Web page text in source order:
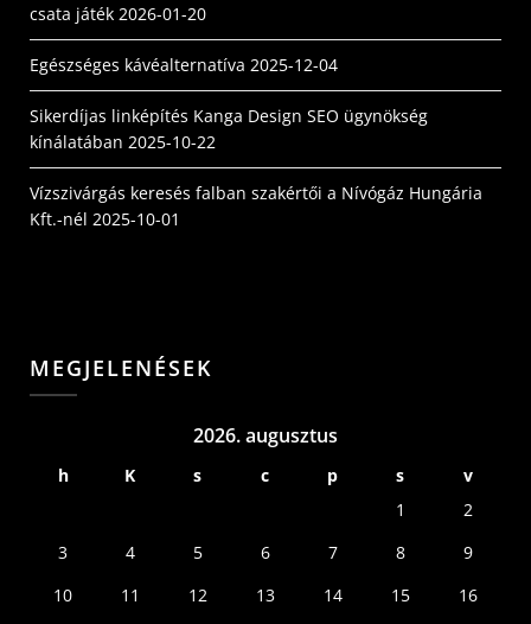
csata játék 2026-01-20
Egészséges kávéalternatíva 2025-12-04
Sikerdíjas linképítés Kanga Design SEO ügynökség
kínálatában 2025-10-22
Vízszivárgás keresés falban szakértői a Nívógáz Hungária
Kft.-nél 2025-10-01
MEGJELENÉSEK
2026. augusztus
h K s c p s
v
1
2
3
4 5 6 7 8
9
10
11 12 13 14 15
16